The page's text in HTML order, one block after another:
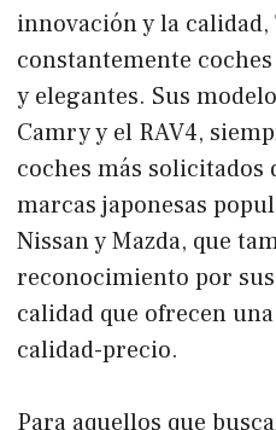
innovación y la
constantemente
y elegantes. Sus
Camry y el RAV4,
coches más solicitados
marcas japonesas
Nissan y Mazda, que
reconocimiento por
calidad que ofrecen
calidad-precio.
Para aquellos que